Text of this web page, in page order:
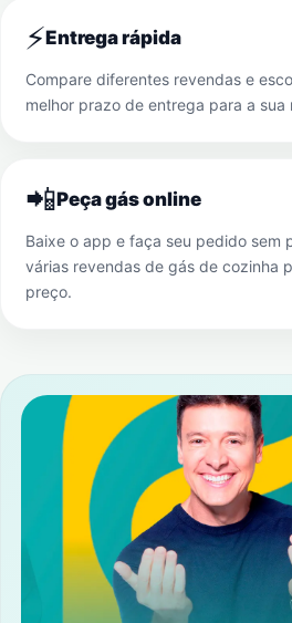
⚡Entrega rápida
Compare diferentes revendas e
melhor prazo de entrega para a sua
📲Peça gás online
Baixe o app e faça seu pedido sem
várias revendas de gás de cozinha
preço.